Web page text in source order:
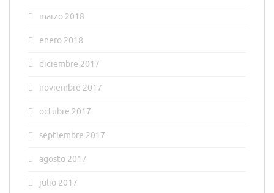
marzo 2018
enero 2018
diciembre 2017
noviembre 2017
octubre 2017
septiembre 2017
agosto 2017
julio 2017